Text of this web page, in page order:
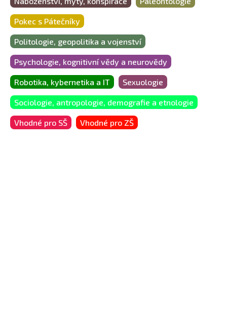
Pokec s Pátečníky
Politologie, geopolitika a vojenství
Psychologie, kognitivní vědy a neurovědy
Robotika, kybernetika a IT Sexuologie
Sociologie, antropologie, demografie a etnologie
Vhodné pro SŠ Vhodné pro ZŠ